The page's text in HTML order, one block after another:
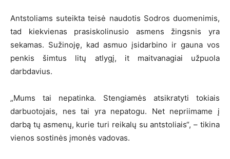
Antstoliams suteikta teisė naudotis Sodros duomenimis,
tad kiekvienas prasiskolinusio asmens žingsnis yra
sekamas. Sužinoję, kad asmuo įsidarbino ir gauna vos
penkis šimtus litų atlygį, it maitvanagiai užpuola
darbdavius.
„Mums tai nepatinka. Stengiamės atsikratyti tokiais
darbuotojais, nes tai yra nepatogu. Net nepriimame į
darbą tų asmenų, kurie turi reikalų su antstoliais“, – tikina
vienos sostinės įmonės vadovas.